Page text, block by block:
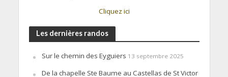
Cliquez ici
Les dernières randos
Sur le chemin des Eyguiers 13 septembre 2025
De la chapelle Ste Baume au Castellas de St Victor